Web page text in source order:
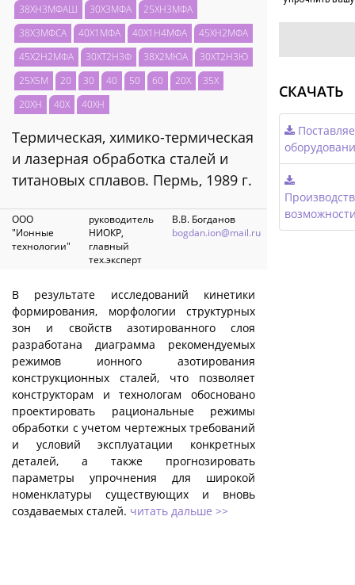
38ХН3МФАШ
30Х3МФА
25ХН3МФА
38Х3МФСА
40Х1МФА 40Х1Н4МФА
45ХН2МФА
45Х2Н2МФА
30ХТ2Н3Ф 38Х2МЮА
30ХТ2Н3Ю
25Х5М
20 30 40 50 60 20Х
35Х
20ХН
40Х 40ХН
Термическая, химико-термическая
и лазерная обработка сталей и
титановых сплавов. Пермь, 1989 г.
ООО
"Ионные
технологии"
руководитель
НИОКР,
главный
тех.эксперт
В.В. Богданов
bogdan.ion@mail.ru
В результате исследований кинетики
формирования, морфологии структурных
зон и свойств азотированного слоя
разработана диаграмма рекомендуемых
режимов ионного азотирования
конструкционных сталей, что позволяет
конструкторам и технологам обосновано
проектировать рациональные режимы
обработки с учетом чертежных требований
и условий эксплуатации конкретных
деталей, а также прогнозировать
параметры упрочнения для широкой
номенклатуры существующих и вновь
создаваемых сталей. читать дальше >>
СКАЧАТЬ